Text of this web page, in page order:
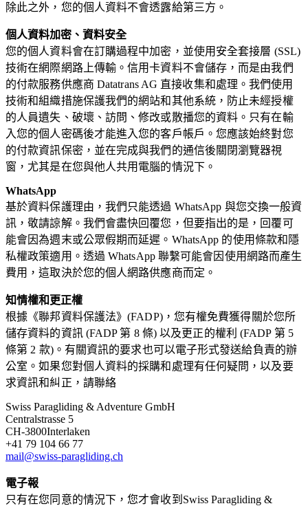
除此之外，您的個人資料不會透露給第三方。
個人資料加密、資料安全
您的個人資料會在訂購過程中加密，並使用安全套接層 (SSL)
技術在網際網路上傳輸。信用卡資料不會儲存，而是由我們
的付款服務供應商 Datatrans AG 直接收集和處理。我們使用
技術和組織措施保護我們的網站和其他系統，防止未經授權
的人員遺失、破壞、訪問、修改或散播您的資料。只有在輸
入您的個人密碼後才能進入您的客戶帳戶。您應該始終對您
的付款資訊保密，並在完成與我們的通信後關閉瀏覽器視
窗，尤其是在您與他人共用電腦的情況下。
WhatsApp
基於資料保護理由，我們只能透過 WhatsApp 與您交換一般資
訊，敬請諒解。我們會盡快回覆您，但要指出的是，回覆可
能會因為週末或公眾假期而延遲。WhatsApp 的使用條款和隱
私權政策適用。透過 WhatsApp 聯繫可能會因使用網路而產生
費用，這取決於您的個人網路供應商而定。
知情權和更正權
根據《聯邦資料保護法》(FADP)，您有權免費獲得關於您所
儲存資料的資訊 (FADP 第 8 條) 以及更正的權利 (FADP 第 5
條第 2 款)。有關資訊的要求也可以電子形式發送給負責的辦
公室。如果您對個人資料的採購和處理有任何疑問，以及要
求資訊和糾正，請聯絡
Swiss Paragliding & Adventure GmbH
Centralstrasse 5
CH-3800Interlaken
+41 79 104 66 77
mail@swiss-paragliding.ch
電子報
只有在您同意的情況下，您才會收到Swiss Paragliding &